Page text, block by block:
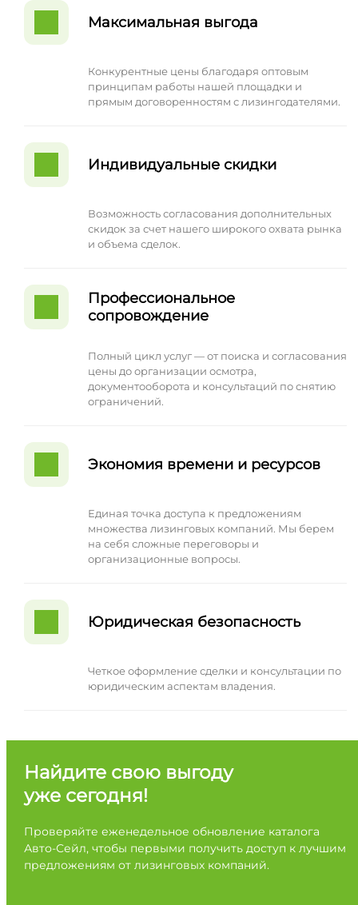
Максимальная выгода
Конкурентные цены благодаря оптовым
принципам работы нашей площадки и
прямым договоренностям с лизингодателями.
Индивидуальные скидки
Возможность согласования дополнительных
скидок за счет нашего широкого охвата рынка
и объема сделок.
Профессиональное
сопровождение
Полный цикл услуг — от поиска и согласования
цены до организации осмотра,
документооборота и консультаций по снятию
ограничений.
Экономия времени и ресурсов
Единая точка доступа к предложениям
множества лизинговых компаний. Мы берем
на себя сложные переговоры и
организационные вопросы.
Юридическая безопасность
Четкое оформление сделки и консультации по
юридическим аспектам владения.
Найдите свою выгоду
уже сегодня!
Проверяйте еженедельное обновление каталога
Авто-Сейл, чтобы первыми получить доступ к лучшим
предложениям от лизинговых компаний.